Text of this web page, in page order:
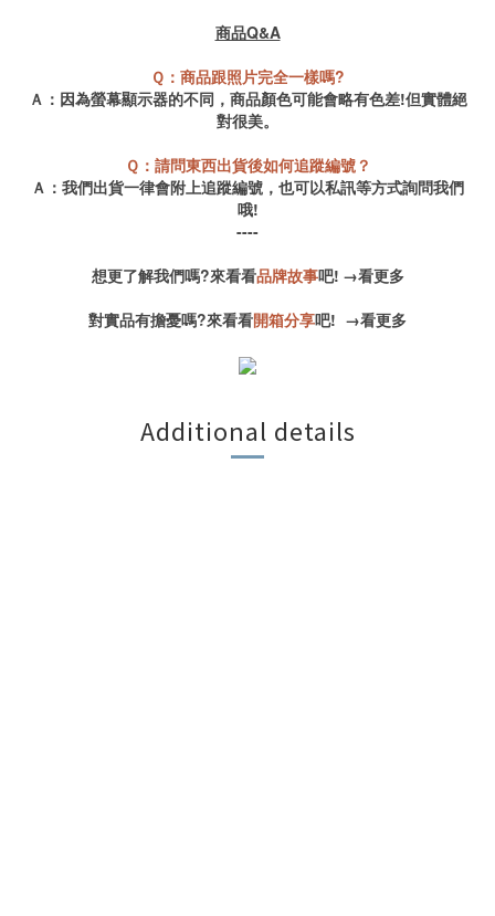
商品Q&A
Ｑ：商品跟照片完全一樣嗎?
Ａ：因為螢幕顯示器的不同，商品顏色可能會略有色差!但實體絕
對很美。
Ｑ：請問東西出貨後如何追蹤編號？
Ａ：我們出貨一律會附上追蹤編號，也可以私訊等方式詢問我們
哦!
----
想更了解我們嗎?來看看品牌故事吧! →看更多
對實品有擔憂嗎?來看看開箱分享吧! →看更多
Additional details